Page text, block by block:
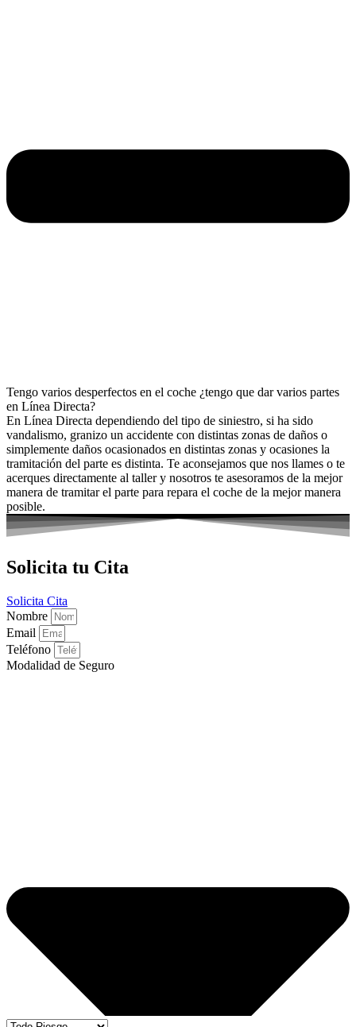
Tengo varios desperfectos en el coche ¿tengo que dar varios partes
en Línea Directa?
En Línea Directa dependiendo del tipo de siniestro, si ha sido
vandalismo, granizo un accidente con distintas zonas de daños o
simplemente daños ocasionados en distintas zonas y ocasiones la
tramitación del parte es distinta. Te aconsejamos que nos llames o te
acerques directamente al taller y nosotros te asesoramos de la mejor
manera de tramitar el parte para repara el coche de la mejor manera
posible.
Solicita tu Cita
Solicita Cita
Nombre
Email
Teléfono
Modalidad de Seguro